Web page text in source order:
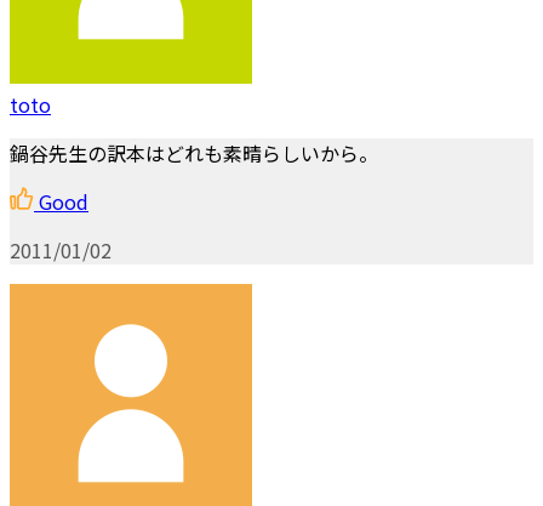
toto
鍋谷先生の訳本はどれも素晴らしいから。
Good
2011/01/02